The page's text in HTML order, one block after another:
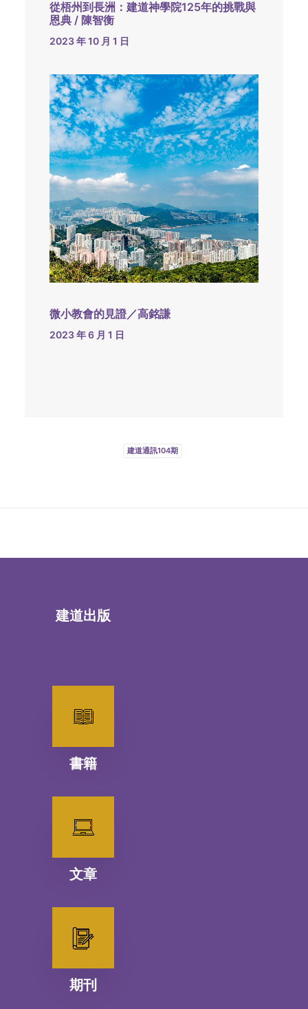
從梧州到長洲：建道神學院125年的挑戰與
恩典 / 陳智衡
2023 年 10 月 1 日
微小教會的見證／高銘謙
2023 年 6 月 1 日
建道通訊104期
建道出版
書籍
文章
期刊